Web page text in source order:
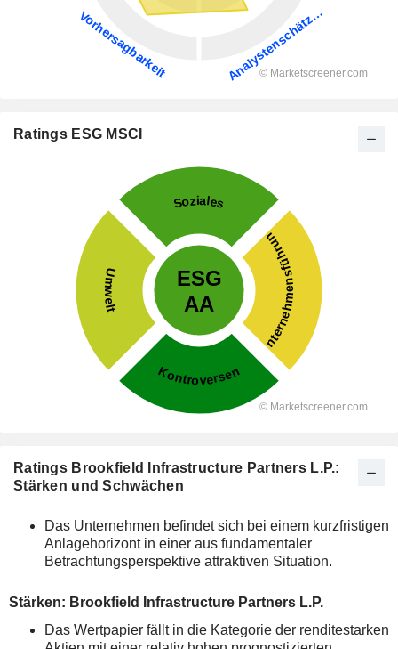
Ratings ESG MSCI
Ratings Brookfield Infrastructure Partners L.P.:
Stärken und Schwächen
Das Unternehmen befindet sich bei einem kurzfristigen
Anlagehorizont in einer aus fundamentaler
Betrachtungsperspektive attraktiven Situation.
Stärken: Brookfield Infrastructure Partners L.P.
Das Wertpapier fällt in die Kategorie der renditestarken